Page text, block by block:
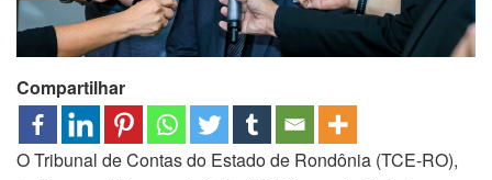
Compartilhar
O Tribunal de Contas do Estado de Rondônia (TCE-RO),